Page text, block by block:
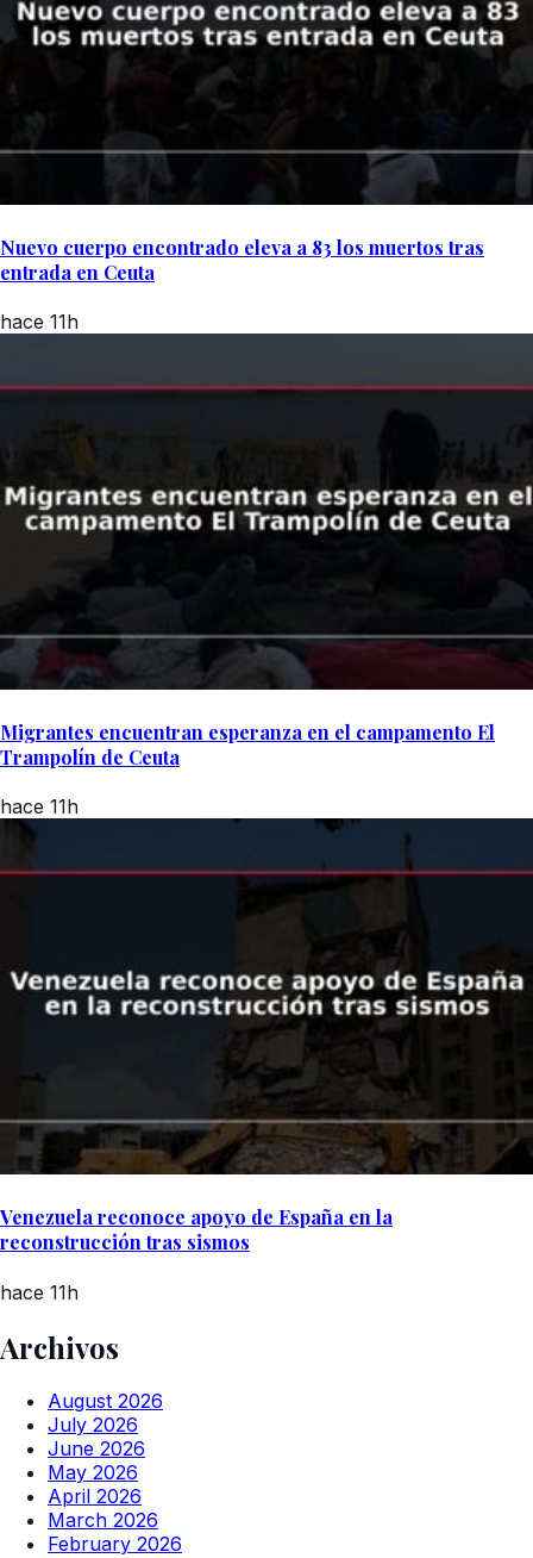
Nuevo cuerpo encontrado eleva a 83 los muertos tras
entrada en Ceuta
hace 11h
Migrantes encuentran esperanza en el campamento El
Trampolín de Ceuta
hace 11h
Venezuela reconoce apoyo de España en la
reconstrucción tras sismos
hace 11h
Archivos
August 2026
July 2026
June 2026
May 2026
April 2026
March 2026
February 2026